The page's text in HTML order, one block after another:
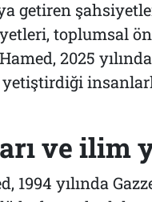
getiren
toplumsal
2025
ve ilim
1994 yılında